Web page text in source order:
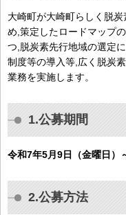
大崎町が大崎町らしく脱
め,策定したロードマップ
つ,脱炭素先行地域の選定
制度等の導入等,広く脱炭
業務を実施します。
1.公募期間
令和7年5月9日（金曜日）
2.公募方法